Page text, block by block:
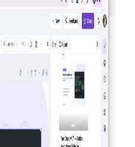
जब कोई साइन अप करता है तो
है — महीने में अधिकतम $50
पेज, Pro+ और Ultra के लिए
एक संक्षिप्त पुनरावलोकन।
आपके दस्तावेज़ और
करता है, और सुधारता है